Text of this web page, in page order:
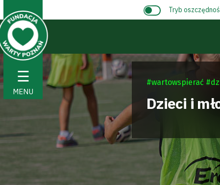
☰
MENU
Tryb
#wartowspierać
Dzieci i